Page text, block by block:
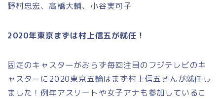
野村忠宏、高橋大輔、小谷実可子
2020年東京まずは村上信五が就任！
固定のキャスターがおらず毎回注目のフジテレビのキ
ャスターに2020東京五輪はまず村上信五さんが就任し
ました！例年アスリートや女子アナも参加しているこ